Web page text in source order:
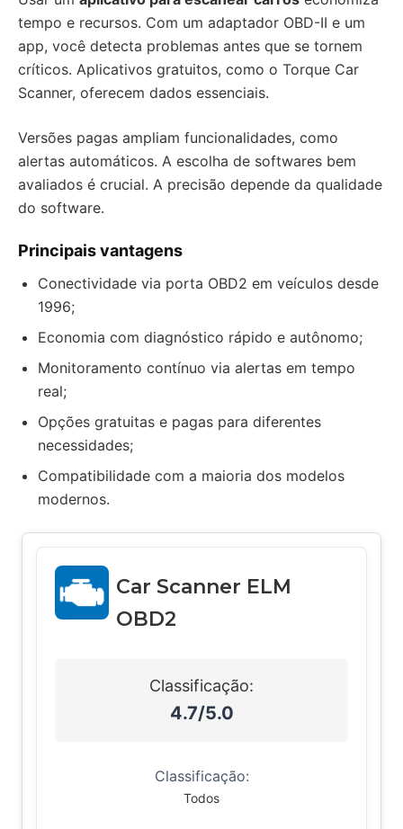
tempo e recursos. Com um adaptador OBD-II e um
app, você detecta problemas antes que se tornem
críticos. Aplicativos gratuitos, como o Torque Car
Scanner, oferecem dados essenciais.
Versões pagas ampliam funcionalidades, como
alertas automáticos. A escolha de softwares bem
avaliados é crucial. A precisão depende da qualidade
do software.
Principais vantagens
Conectividade via porta OBD2 em veículos desde
1996;
Economia com diagnóstico rápido e autônomo;
Monitoramento contínuo via alertas em tempo
real;
Opções gratuitas e pagas para diferentes
necessidades;
Compatibilidade com a maioria dos modelos
modernos.
Car Scanner ELM
OBD2
Classificação:
4.7/5.0
Classificação:
Todos